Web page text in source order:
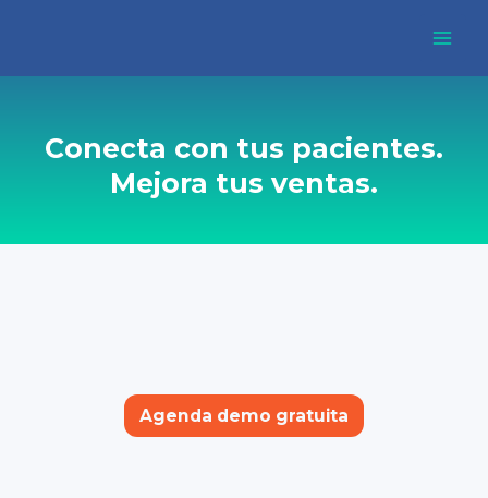
contenido
Conecta con tus pacientes.
Mejora tus ventas.
Agenda demo gratuita